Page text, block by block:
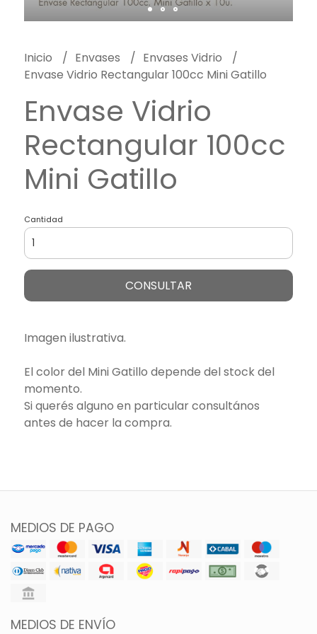
Inicio Envases
Envases Vidrio
Envase Vidrio Rectangular 100cc Mini Gatillo
Envase Vidrio
Rectangular 100cc
Mini Gatillo
Cantidad
CONSULTAR
Imagen ilustrativa.
El color del Mini Gatillo depende del stock del
momento.
Si querés alguno en particular consultános
antes de hacer la compra.
MEDIOS DE PAGO
MEDIOS DE ENVÍO